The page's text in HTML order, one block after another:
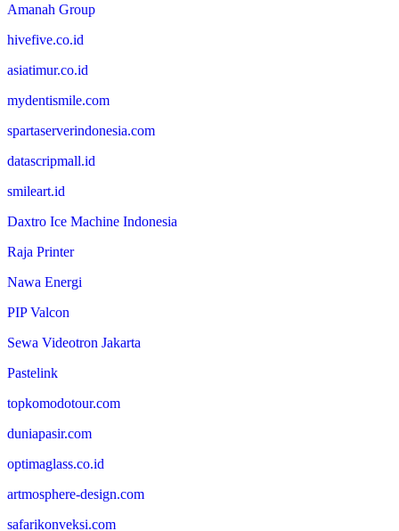
Amanah Group
hivefive.co.id
asiatimur.co.id
mydentismile.com
spartaserverindonesia.com
datascripmall.id
smileart.id
Daxtro Ice Machine Indonesia
Raja Printer
Nawa Energi
PIP Valcon
Sewa Videotron Jakarta
Pastelink
topkomodotour.com
duniapasir.com
optimaglass.co.id
artmosphere-design.com
safarikonveksi.com